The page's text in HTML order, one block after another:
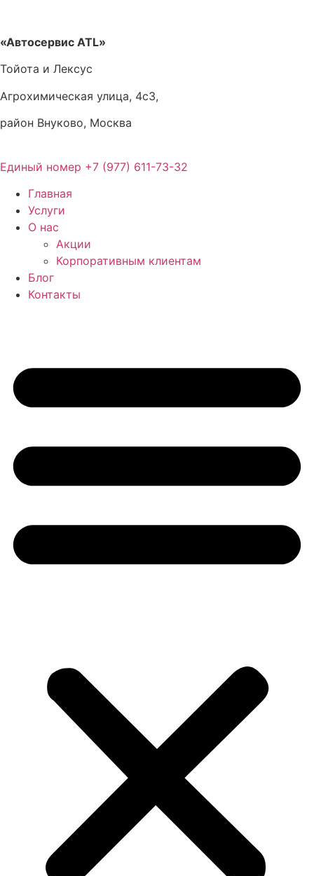
содержимому
«Автосервис ATL»
Тойота и Лексус
Агрохимическая улица, 4с3,
район Внуково, Москва
Единый номер +7 (977) 611-73-32
Главная
Услуги
О нас
Акции
Корпоративным клиентам
Блог
Контакты